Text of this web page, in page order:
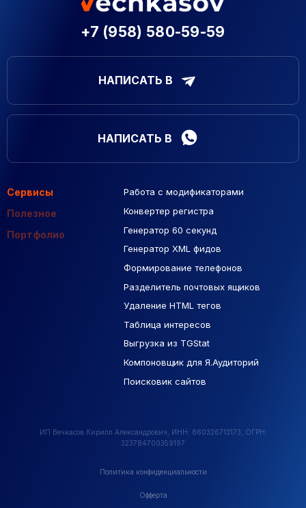
+7 (958) 580-59-59
НАПИСАТЬ В
НАПИСАТЬ В
Сервисы
Полезное
Портфолио
Работа с модификаторами
Конвертер регистра
Генератор 60 секунд
Генератор XML фидов
Формирование телефонов
Разделитель почтовых ящиков
Удаление HTML тегов
Таблица интересов
Выгрузка из TGStat
Компоновщик для Я.Аудиторий
Поисковик сайтов
Подборка сайтов
Макеты Figma
База Яндекс Карты
РСЯ площадки
Созданные сайты
Контекстная реклама
ИП Вечкасов Кирилл Александрович, ИНН: 860326713173, ОГРН:
323784700359197
Политика конфиденциальности
Офферта